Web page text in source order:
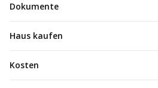
Dokumente
Haus kaufen
Kosten